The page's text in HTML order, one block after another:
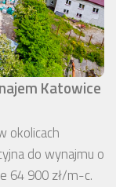
Katowice
okolicach
do wynajmu o
64 900 zł/m-c.